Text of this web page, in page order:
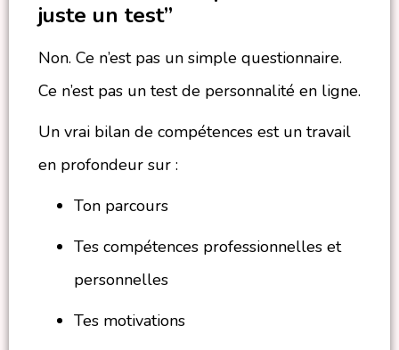
juste un test”
Non. Ce n’est pas un simple questionnaire.
Ce n’est pas un test de personnalité en ligne.
Un vrai bilan de compétences est un travail
en profondeur sur :
Ton parcours
Tes compétences professionnelles et
personnelles
Tes motivations